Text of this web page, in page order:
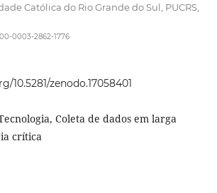
Católica do Rio Grande do Sul, PUCRS,
0003-2862-1776
10.5281/zenodo.17058401
Coleta de dados em larga
crítica